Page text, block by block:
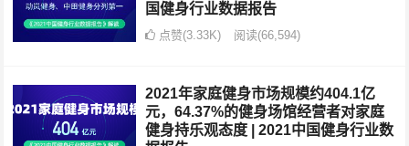
国健身行业数据报告
点赞(3.33K) 阅读(66,594)
2021年家庭健身市场规模约404.1亿
元，64.37%的健身场馆经营者对家庭
健身持乐观态度 | 2021中国健身行业数